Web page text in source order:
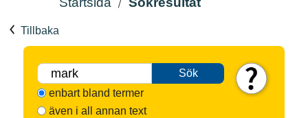
Tillbaka
Sök
enbart bland termer
även i all annan text